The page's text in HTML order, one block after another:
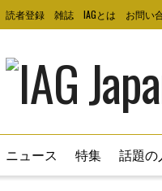
読者登録 雑誌 IAGとは お問い
ニュース 特集 話題の